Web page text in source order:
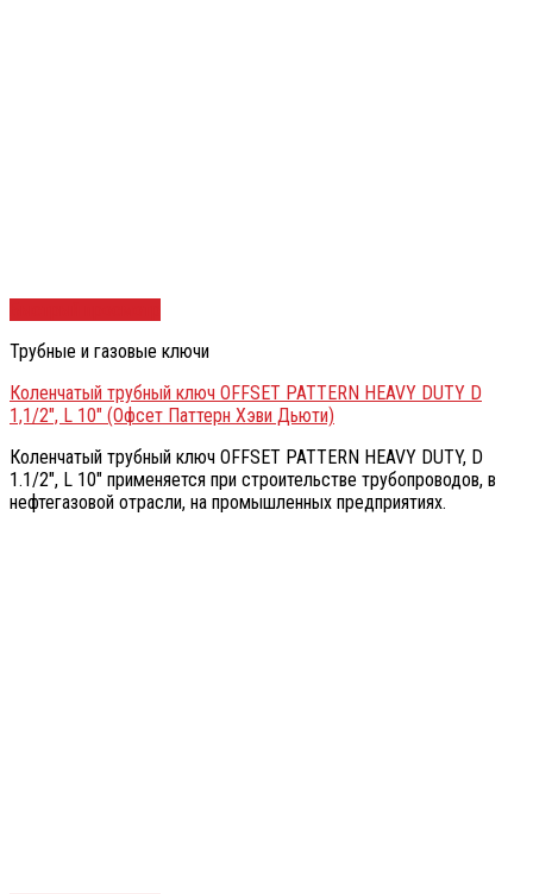
Трубные и газовые ключи
Коленчатый трубный ключ OFFSET PATTERN HEAVY DUTY D
1,1/2″, L 10″ (Офсет Паттерн Хэви Дьюти)
Коленчатый трубный ключ OFFSET PATTERN HEAVY DUTY, D
1.1/2″, L 10″ применяется при строительстве трубопроводов, в
нефтегазовой отрасли, на промышленных предприятиях.